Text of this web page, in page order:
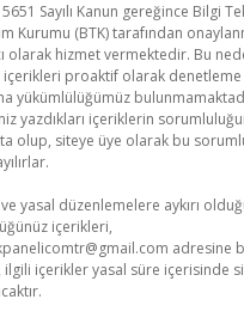
Sayılı Kanun gereğince Bilgi
Kurumu (BTK) tarafından
olarak hizmet vermektedir. Bu
içerikleri proaktif olarak denetleme
yükümlülüğümüz
yazdıkları içeriklerin
olup, siteye üye olarak bu
yasal düzenlemelere aykırı
içerikleri,
adresine
ilgili içerikler yasal süre içerisinde